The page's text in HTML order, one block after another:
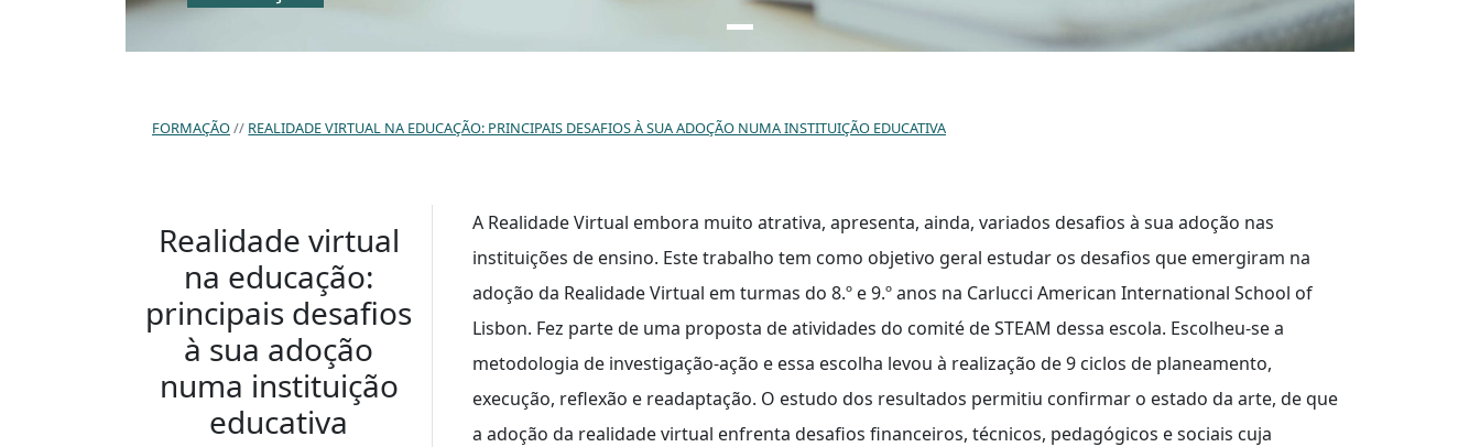
FORMAÇÃO REALIDADE VIRTUAL NA EDUCAÇÃO: PRINCIPAIS DESAFIOS À SUA ADOÇÃO NUMA INSTITUIÇÃO EDUCATIVA
Realidade virtual
na educação:
principais desafios
à sua adoção
numa instituição
educativa
A Realidade Virtual embora muito atrativa, apresenta, ainda, variados desafios à sua adoção nas
instituições de ensino. Este trabalho tem como objetivo geral estudar os desafios que emergiram na
adoção da Realidade Virtual em turmas do 8.º e 9.º anos na Carlucci American International School of
Lisbon. Fez parte de uma proposta de atividades do comité de STEAM dessa escola. Escolheu-se a
metodologia de investigação-ação e essa escolha levou à realização de 9 ciclos de planeamento,
execução, reflexão e readaptação. O estudo dos resultados permitiu confirmar o estado da arte, de que
a adoção da realidade virtual enfrenta desafios financeiros, técnicos, pedagógicos e sociais cuja